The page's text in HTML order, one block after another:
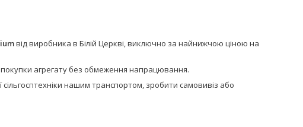
від виробника в Білій Церкві, виключно за найнижчою ціною на
покупки агрегату без обмеження напрацювання.
нашим транспортом, зробити самовивіз або